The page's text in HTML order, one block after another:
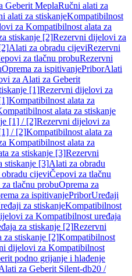
Geberit MeplaRučni alati za
alati za stiskanjeKompatibilnost
za Kompatibilnost alata za
stiskanje [2]Rezervni dijelovi za
Alati za obradu cijeviRezervni
za tlačnu probuRezervni
Oprema za ispitivanjePriborAlati
za Alati za Geberit
[1]Rezervni dijelovi za
Kompatibilnost alata za
alata za stiskanje
[1] / [2]Rezervni dijelovi za
/ [2]Kompatibilnost alata za
Kompatibilnost alata za
za stiskanje [3]Rezervni
stiskanje [3]Alati za obradu
cijeviČepovi za tlačnu
tlačnu probuOprema za
za ispitivanjePriborUređaji
za stiskanjeKompatibilnost
za Kompatibilnost uređaja
za stiskanje [2]Rezervni
za stiskanje [2]Kompatibilnost
dijelovi za Kompatibilnost
podno grijanje i hlađenje
za Geberit Silent-db20 /